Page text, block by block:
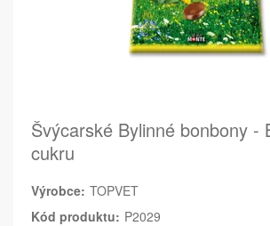
Švýcarské Bylinné bonbony -
cukru
Výrobce: TOPVET
Kód produktu: P2029